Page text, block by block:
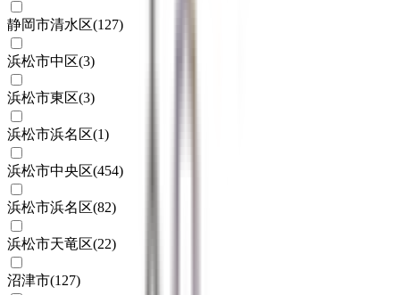
静岡市清水区(127)
浜松市中区(3)
浜松市東区(3)
浜松市浜名区(1)
浜松市中央区(454)
浜松市浜名区(82)
浜松市天竜区(22)
沼津市(127)